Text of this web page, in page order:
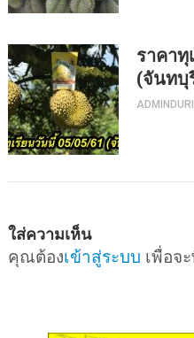
ราคาทุ
(จันทบุ
ใส่ความเห็น
คุณต้องเข้าสู่ระบบ เพื่อจ